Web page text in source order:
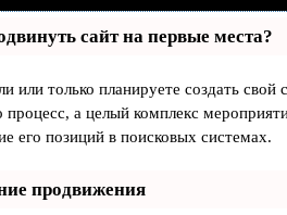
сайт на первые места?
или только планируете создать свой
процесс, а целый комплекс
его позиций в поисковых системах.
продвижения